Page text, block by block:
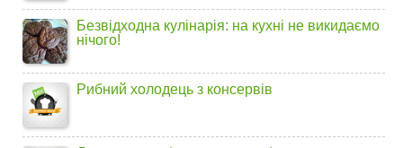
Безвідходна кулінарія: на кухні не викидаємо
нічого!
Рибний холодець з консервів